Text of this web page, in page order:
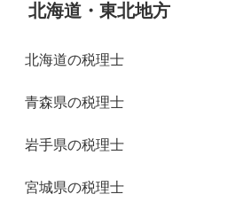
北海道・東北地方
北海道の税理士
青森県の税理士
岩手県の税理士
宮城県の税理士